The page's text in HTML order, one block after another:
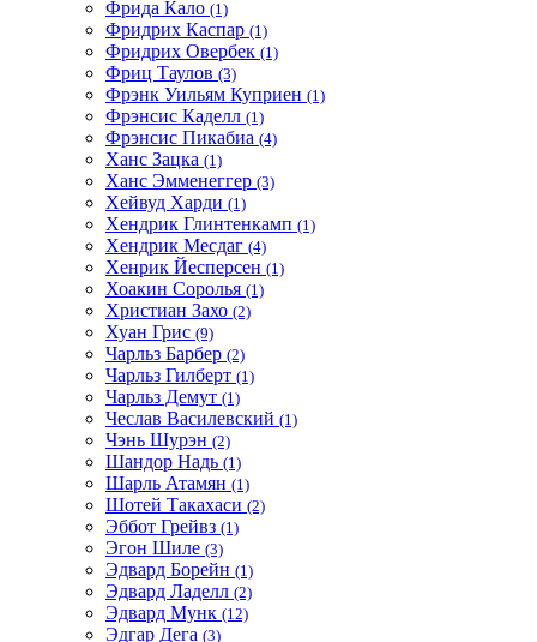
Фрида Кало (1)
Фридрих Каспар (1)
Фридрих Овербек (1)
Фриц Таулов (3)
Фрэнк Уильям Куприен (1)
Фрэнсис Каделл (1)
Фрэнсис Пикабиа (4)
Ханс Зацка (1)
Ханс Эмменеггер (3)
Хейвуд Харди (1)
Хендрик Глинтенкамп (1)
Хендрик Месдаг (4)
Хенрик Йесперсен (1)
Хоакин Соролья (1)
Христиан Захо (2)
Хуан Грис (9)
Чарльз Барбер (2)
Чарльз Гилберт (1)
Чарльз Демут (1)
Чеслав Василевский (1)
Чэнь Шурэн (2)
Шандор Надь (1)
Шарль Атамян (1)
Шотей Такахаси (2)
Эббот Грейвз (1)
Эгон Шиле (3)
Эдвард Борейн (1)
Эдвард Ладелл (2)
Эдвард Мунк (12)
Эдгар Дега (3)